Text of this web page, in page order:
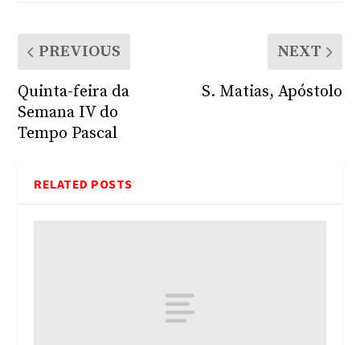
PREVIOUS
Quinta-feira da
Semana IV do
Tempo Pascal
NEXT
S. Matias, Apóstolo
RELATED POSTS